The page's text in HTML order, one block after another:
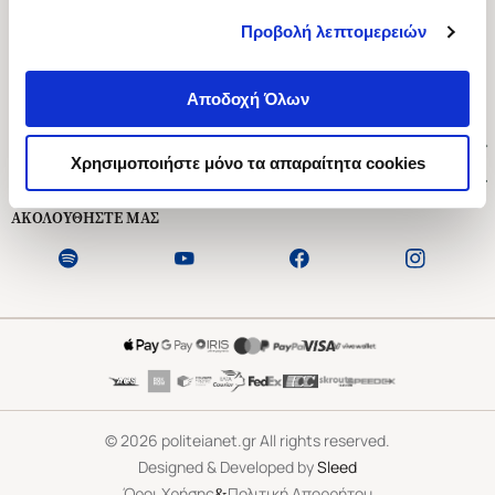
Προβολή λεπτομερειών
Αποδοχή Όλων
Χρησιμοποιήστε μόνο τα απαραίτητα cookies
Ασκληπιού 1-3, Αθήνα 106 79
Δευτέρα - Παρασκευή 09:00-21:00
Εξυπηρέτηση Πελατών
ΑΚΟΛΟΥΘΗΣΤΕ ΜΑΣ
©2026 politeianet.gr All rights reserved.
Designed & Developed bySleed